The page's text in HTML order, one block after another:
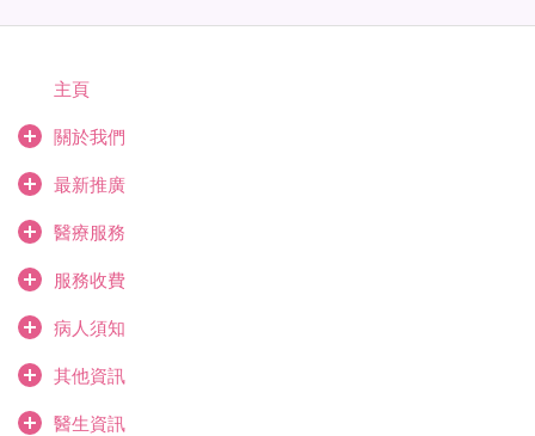
主頁
關於我們
最新推廣
醫療服務
服務收費
病人須知
其他資訊
醫生資訊